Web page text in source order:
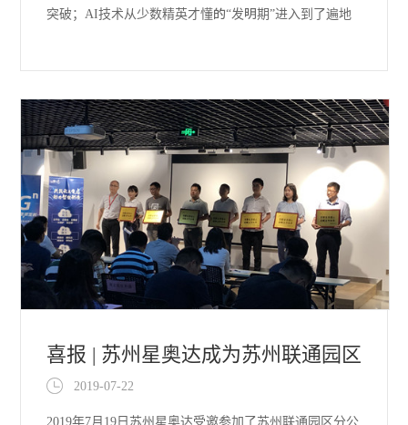
突破；AI技术从少数精英才懂的“发明期”进入到了遍地
喜报 | 苏州星奥达成为苏州联通园区
分公司创新业务核心战略合
2019-07-22
2019年7月19日苏州星奥达受邀参加了苏州联通园区分公